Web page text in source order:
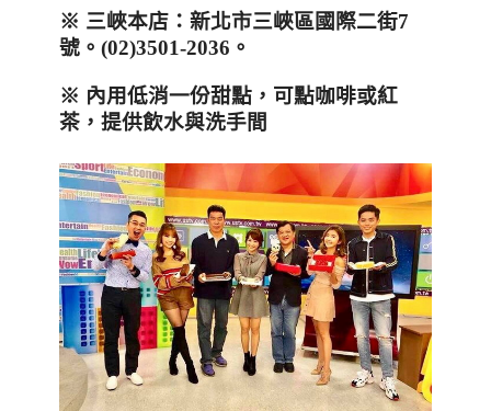
※ 三峽本店：新北市三峽區國際二街7
號。 (02)3501-2036 。
※ 內用低消一份甜點，可點咖啡或紅
茶，提供飲水與洗手間